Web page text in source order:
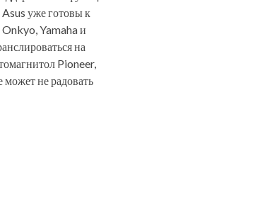
уже готовы к
Yamaha и
на
Pioneer,
не радовать